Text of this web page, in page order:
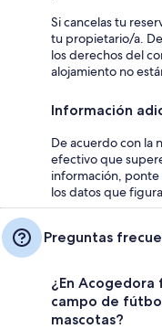
Si cancelas tu
tu propietario/a.
los derechos del
alojamiento no
Información
De acuerdo con la
efectivo que
información, ponte
los datos que
Preguntas
¿En Acogedora
campo de
mascotas?